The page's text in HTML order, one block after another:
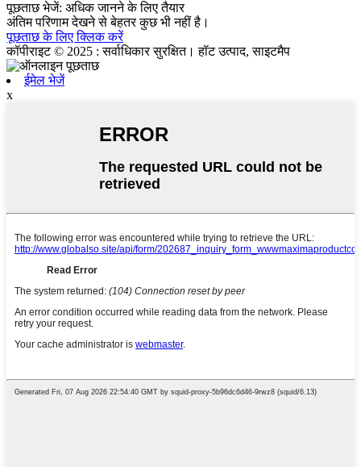
पूछताछ भेजें: अधिक जानने के लिए तैयार
अंतिम परिणाम देखने से बेहतर कुछ भी नहीं है।
पूछताछ के लिए क्लिक करें
कॉपीराइट © 2025 : सर्वाधिकार सुरक्षित। हॉट उत्पाद, साइटमैप
ईमेल भेजें
x